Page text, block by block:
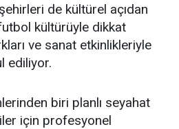
de kültürel açıdan
kültürüyle dikkat
ve sanat etkinlikleriyle
ediliyor.
biri planlı seyahat
için profesyonel